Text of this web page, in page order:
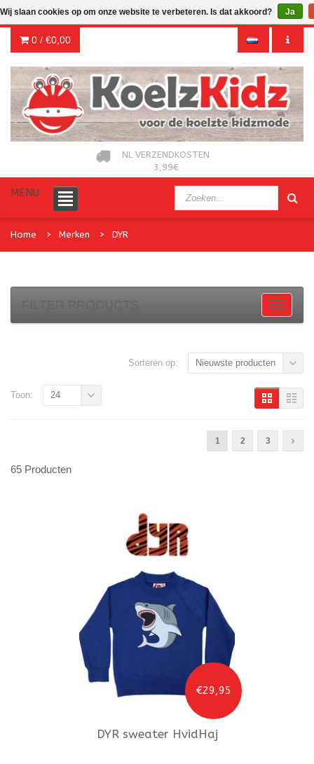
0 / €0,00
NL VERZENDKOSTEN
3,99€
MENU
Home Merken DYR
Sorteren op: Nieuwste producten
1 2 3
Toon: 24
65 Producten
€29,95
DYR sweater HvidHaj
Wij slaan cookies op om onze website te verbeteren. Is dat akkoord? Ja